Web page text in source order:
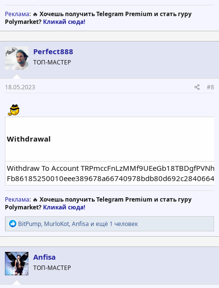
Реклама: 🔥 Хочешь получить Telegram Premium и стать гуру
Polymarket? Кликай сюда!
Perfect888
ТОП-МАСТЕР
18.05.2023 #8
Withdrawal
Withdraw To Account
Реклама: 🔥 Хочешь получить Telegram Premium и стать гуру
Polymarket? Кликай сюда!
Р
е
а
к
ц
и
и
:
BitPump, MurloKot,Anfisa и ещё 1 человек
Anfisa
ТОП-МАСТЕР